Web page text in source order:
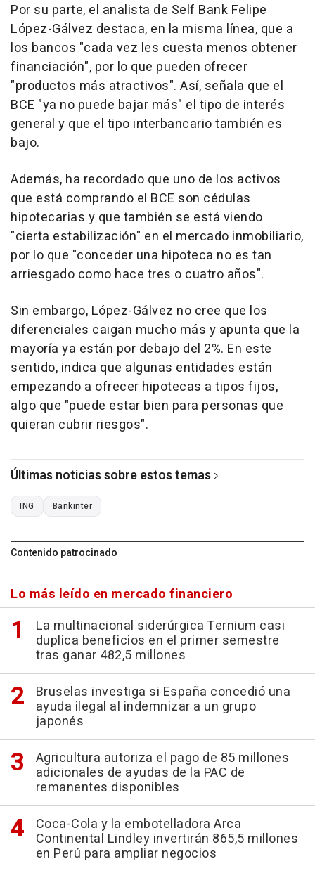
Por su parte, el analista de Self Bank Felipe
López-Gálvez destaca, en la misma línea, que a
los bancos "cada vez les cuesta menos obtener
financiación", por lo que pueden ofrecer
"productos más atractivos". Así, señala que el
BCE "ya no puede bajar más" el tipo de interés
general y que el tipo interbancario también es
bajo.
Además, ha recordado que uno de los activos
que está comprando el BCE son cédulas
hipotecarias y que también se está viendo
"cierta estabilización" en el mercado inmobiliario,
por lo que "conceder una hipoteca no es tan
arriesgado como hace tres o cuatro años".
Sin embargo, López-Gálvez no cree que los
diferenciales caigan mucho más y apunta que la
mayoría ya están por debajo del 2%. En este
sentido, indica que algunas entidades están
empezando a ofrecer hipotecas a tipos fijos,
algo que "puede estar bien para personas que
quieran cubrir riesgos".
Últimas noticias sobre estos temas
ING Bankinter
Contenido patrocinado
Lo más leído en mercado financiero
La multinacional siderúrgica Ternium casi
duplica beneficios en el primer semestre
tras ganar 482,5 millones
Bruselas investiga si España concedió una
ayuda ilegal al indemnizar a un grupo
japonés
Agricultura autoriza el pago de 85 millones
adicionales de ayudas de la PAC de
remanentes disponibles
Coca-Cola y la embotelladora Arca
Continental Lindley invertirán 865,5 millones
en Perú para ampliar negocios